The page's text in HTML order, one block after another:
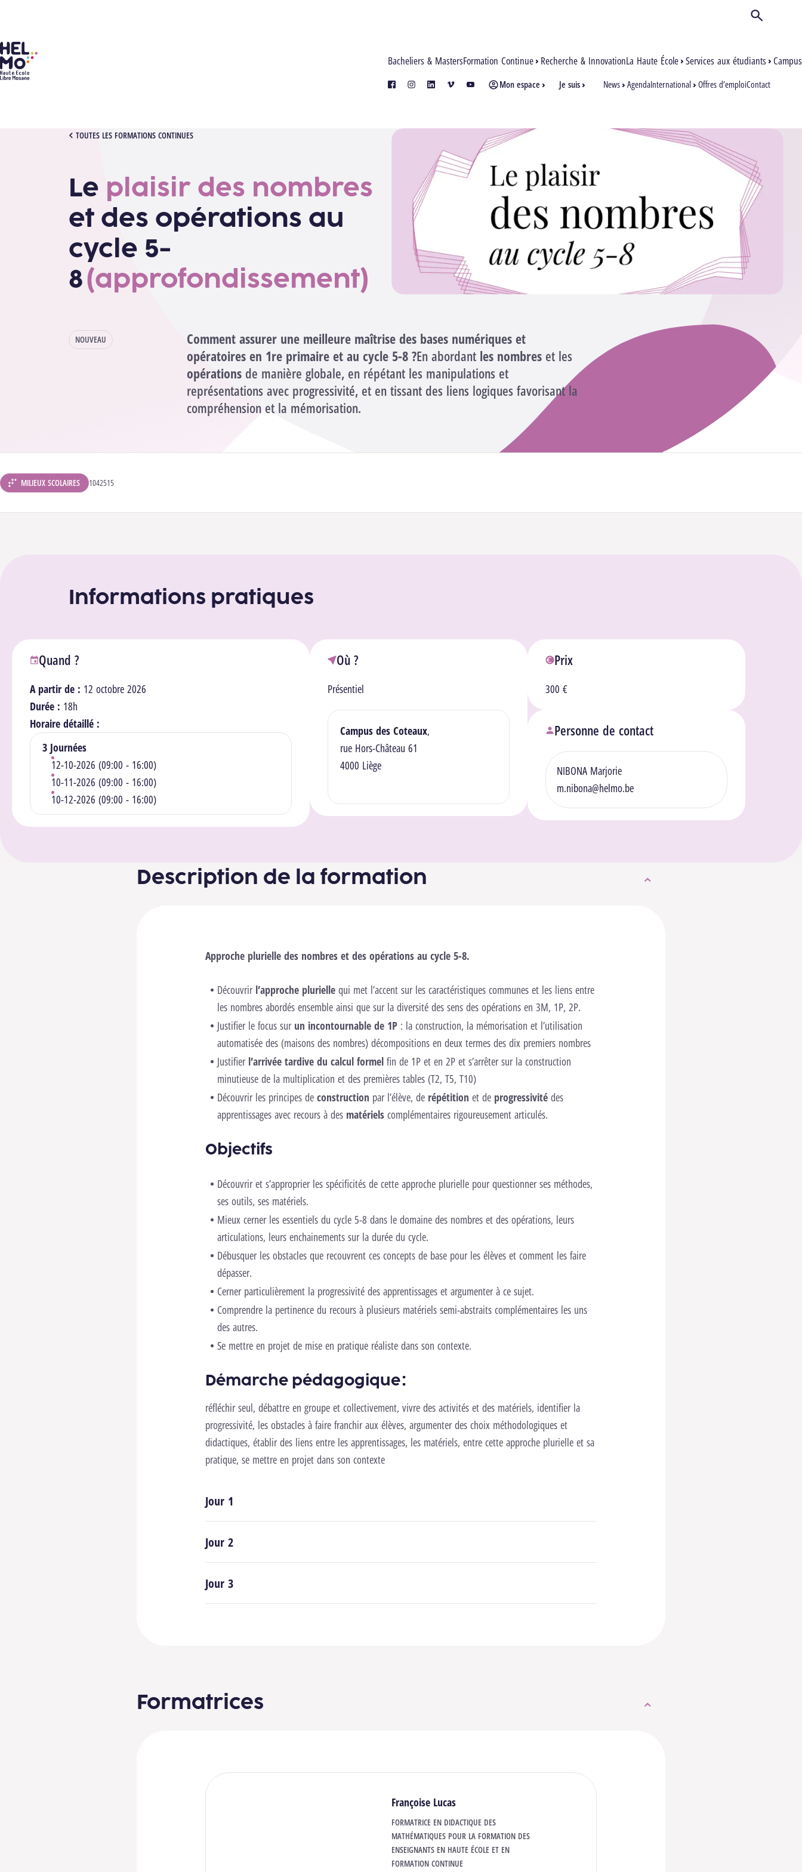
HELMo
Bacheliers & MastersFormation Continue Recherche & InnovationLa Haute École Services aux étudiants Campus
Mon espace Je suis News AgendaInternational Offres d’emploiContact
facebookinstagramlinkedinvimeo youtube
Ouvrir/
TOUTES LES FORMATIONS CONTINUES
[1042515][2610] MATHS PLURIELLES 3JRS
Le plaisir des nombres
et des opérations au
cycle 5-
8(approfondissement)
NOUVEAU
Comment assurer une meilleure maîtrise des bases numériques et
opératoires en 1re primaire et au cycle 5-8 ?En abordant les nombreset les
opérationsde manière globale, en répétant les manipulations et
représentations avec progressivité, et en tissant des liens logiques favorisant la
compréhension et la mémorisation.
DÉPARTEMENT :
MILIEUX SCOLAIRES CODE ANALYTIQUE :
1042515
Informations pratiques
Quand ?
A partir de : 12 octobre 2026
Durée : 18h
Horaire détaillé :
3 Journées
12-10-2026 (09:00 - 16:00)
10-11-2026 (09:00 - 16:00)
10-12-2026 (09:00 - 16:00)
Où ?
Présentiel
Lieu(x)
Campus des Coteaux,
rue Hors-Château 61
4000 Liège
Prix
300 €
Personne de contact
NIBONA Marjorie
m.nibona@helmo.be
Description de la formation
Approche plurielle des nombres et des opérations au cycle 5-8.
Découvrir l’approche pluriellequi met l’accent sur les caractéristiques communes et les liens entre
les nombres abordés ensemble ainsi que sur la diversité des sens des opérations en 3M, 1P, 2P.
Justifier le focus sur un incontournable de 1P: la construction, la mémorisation et l’utilisation
automatisée des (maisons des nombres) décompositions en deux termes des dix premiers nombres
Justifier l’arrivée tardive du calcul formelfin de 1P et en 2P et s’arrêter sur la construction
minutieuse de la multiplication et des premières tables (T2, T5, T10)
Découvrir les principes de construction par l’élève, de répétition et de progressivitédes
apprentissages avec recours à des matérielscomplémentaires rigoureusement articulés.
Objectifs
Découvrir et s’approprier les spécificités de cette approche plurielle pour questionner ses méthodes,
ses outils, ses matériels.
Mieux cerner les essentiels du cycle 5-8 dans le domaine des nombres et des opérations, leurs
articulations, leurs enchainements sur la durée du cycle.
Débusquer les obstacles que recouvrent ces concepts de base pour les élèves et comment les faire
dépasser.
Cerner particulièrement la progressivité des apprentissages et argumenter à ce sujet.
Comprendre la pertinence du recours à plusieurs matériels semi-abstraits complémentaires les uns
des autres.
Se mettre en projet de mise en pratique réaliste dans son contexte.
Démarche pédagogique :
réfléchir seul, débattre en groupe et collectivement, vivre des activités et des matériels, identifier la
progressivité, les obstacles à faire franchir aux élèves, argumenter des choix méthodologiques et
didactiques, établir des liens entre les apprentissages, les matériels, entre cette approche plurielle et sa
pratique, se mettre en projet dans son contexte
Jour 1
Jour 2
Jour 3
Formatrices
Françoise Lucas
FORMATRICE EN DIDACTIQUE DES
MATHÉMATIQUES POUR LA FORMATION DES
ENSEIGNANTS EN HAUTE ÉCOLE ET EN
FORMATION CONTINUE